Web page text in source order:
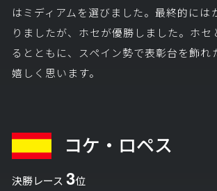
はミディアムを選びました。最終的には
りましたが、ホセが優勝しました。ホセ
るとともに、スペイン勢で表彰台を飾れ
嬉しく思います。
コケ・ロペス
決勝レース 3位